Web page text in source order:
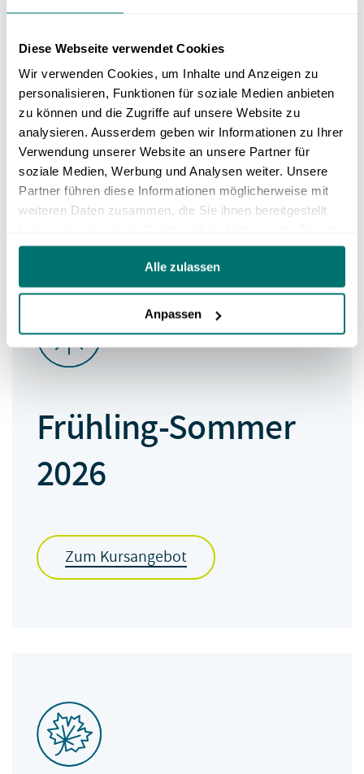
Diese Webseite verwendet Cookies
Wir verwenden Cookies, um Inhalte und Anzeigen zu
personalisieren, Funktionen für soziale Medien anbieten
zu können und die Zugriffe auf unsere Website zu
analysieren. Ausserdem geben wir Informationen zu Ihrer
Verwendung unserer Website an unsere Partner für
soziale Medien, Werbung und Analysen weiter. Unsere
Partner führen diese Informationen möglicherweise mit
weiteren Daten zusammen, die Sie ihnen bereitgestellt
gesammelt haben.
Alle zulassen
Anpassen
Anmeldung für die Kurse
Frühling-Sommer
2026
Zum Kursangebot